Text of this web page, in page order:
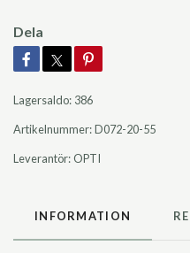
Dela
Lagersaldo: 386
Artikelnummer:D072-20-55
Leverantör: OPTI
INFORMATION